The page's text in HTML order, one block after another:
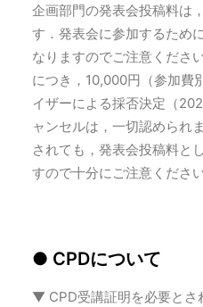
企画部門の発表会投稿料は
す．発表会に参加するため
なりますのでご注意くださ
につき，10,000円（参加費
イザーによる採否決定（
ャンセルは，一切認められ
されても，発表会投稿料と
すので十分にご注意くださ
● CPDについて
▼ CPD受講証明を必要とさ